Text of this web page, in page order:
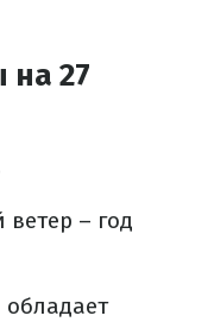
27
ветер – год